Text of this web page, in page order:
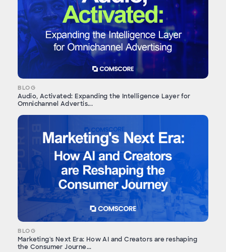
BLOG
Audio, Activated: Expanding the Intelligence Layer for
Omnichannel Advertis...
BLOG
Marketing's Next Era: How AI and Creators are reshaping
the Consumer Journe...